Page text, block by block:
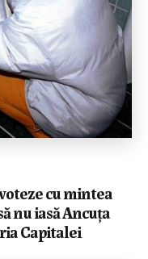
cu mintea
nu iasă Ancuța
Capitalei